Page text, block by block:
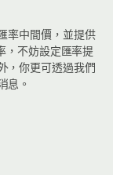
率中間價，並提供
，不妨設定匯率提
，你更可透過我們
息。